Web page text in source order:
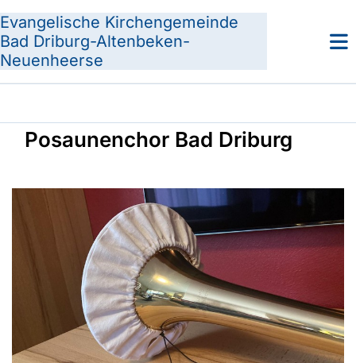
Evangelische Kirchengemeinde
Bad Driburg-Altenbeken-
Neuenheerse
Posaunenchor Bad Driburg